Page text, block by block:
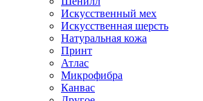
Искусственный мех
Искусственная шерсть
Натуральная кожа
Принт
Атлас
Микрофибра
Канвас